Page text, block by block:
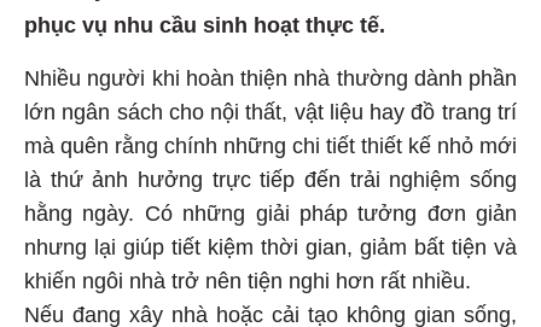
phục vụ nhu cầu sinh hoạt thực tế.
Nhiều người khi hoàn thiện nhà thường dành phần
lớn ngân sách cho nội thất, vật liệu hay đồ trang trí
mà quên rằng chính những chi tiết thiết kế nhỏ mới
là thứ ảnh hưởng trực tiếp đến trải nghiệm sống
hằng ngày. Có những giải pháp tưởng đơn giản
nhưng lại giúp tiết kiệm thời gian, giảm bất tiện và
khiến ngôi nhà trở nên tiện nghi hơn rất nhiều.
Nếu đang xây nhà hoặc cải tạo không gian sống,